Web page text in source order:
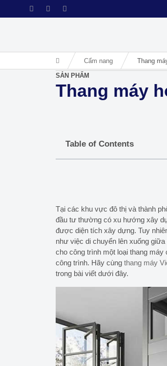
Cẩm nang
Thang
SẢN PHẨM
Thang máy
Table of Contents
Tại các khu vực đô thị và thành
đầu tư thường có xu hướng xây
được diện tích xây dựng. Tuy
như việc di chuyển lên xuống
cho công trình một loại thang
công trình. Hãy cùng thang máy
trong bài viết dưới đây.